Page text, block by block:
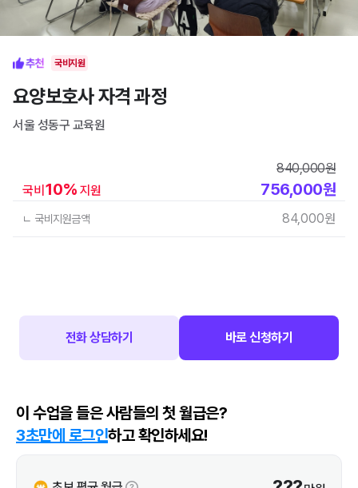
국비지원
요양보호사 자격 과정
서울 성동구 교육원
국비 10% 지원
840,000원
756,000원
ㄴ 국비지원금액 84,000원
전화 상담하기 바로 신청하기
이 수업을 들은 사람들의 첫 월급은?
3초만에 로그인하고 확인하세요!